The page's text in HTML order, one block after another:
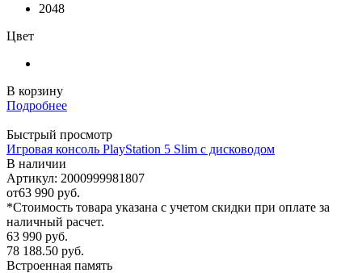
2048
Цвет
В корзину
Подробнее
Быстрый просмотр
Игровая консоль PlayStation 5 Slim с дисководом
В наличии
Артикул: 2000999981807
от63 990 руб.
*Стоимость товара указана с учетом скидки при оплате за
наличный расчет.
63 990 руб.
78 188.50 руб.
Встроенная память